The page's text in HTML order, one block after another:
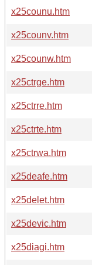
x25counu.htm
x25counv.htm
x25counw.htm
x25ctrge.htm
x25ctrre.htm
x25ctrte.htm
x25ctrwa.htm
x25deafe.htm
x25delet.htm
x25devic.htm
x25diagi.htm